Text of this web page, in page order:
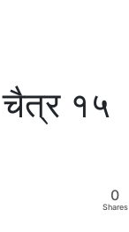
चैत्र १५
0
Shares